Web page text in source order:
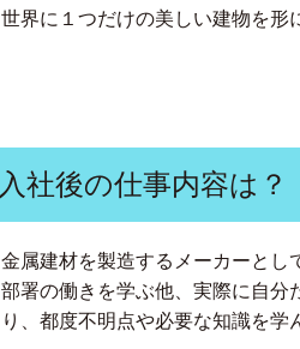
世界に１つだけの美しい建物を形
入社後の仕事内容は？
金属建材を製造するメーカーとし
部署の働きを学ぶ他、実際に自分
り、都度不明点や必要な知識を学